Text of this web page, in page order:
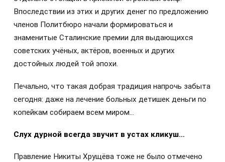
Впоследствии из этих и других денег по предложению
членов Политбюро начали формироваться и
знаменитые Сталинские премии для выдающихся
советских учёных, актёров, военных и других
достойных людей той эпохи.
Печально, что такая добрая традиция напрочь забыта
сегодня: даже на лечение больных детишек деньги по
копейкам собираем всем миром…
Слух дурной всегда звучит в устах кликуш…
Правление Никиты Хрущёва тоже не было отмечено